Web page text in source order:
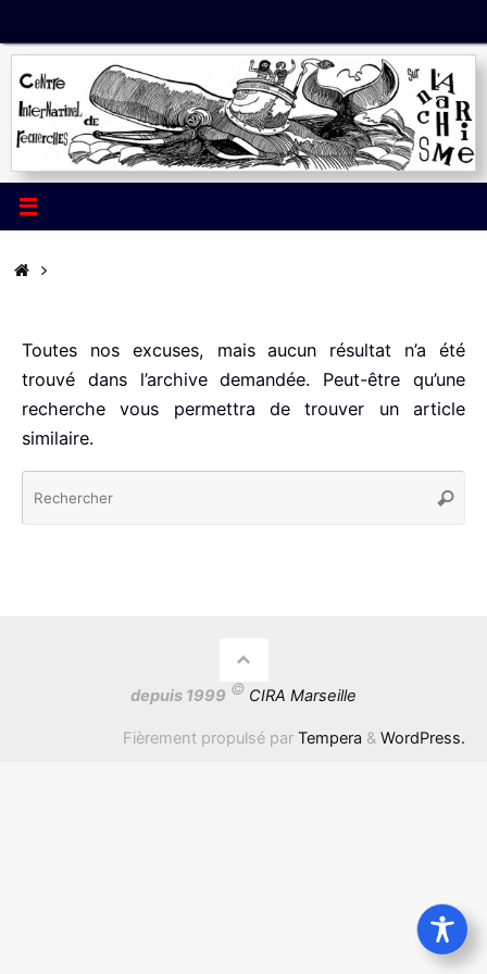
au
contenu
ACCUEIL
Toutes nos excuses, mais aucun résultat n’a été
trouvé dans l’archive demandée. Peut-être qu’une
recherche vous permettra de trouver un article
similaire.
depuis 1999 © CIRA Marseille
Fièrement propulsé par Tempera & WordPress.